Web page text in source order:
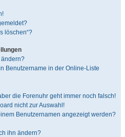
löschen“?
Benutzername in der Online-Liste
die Forenuhr geht immer noch falsch!
nicht zur Auswahl!
Benutzernamen angezeigt werden?
ihn ändern?